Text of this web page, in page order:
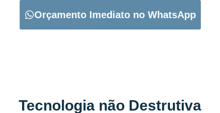
Orçamento Imediato no WhatsApp
Tecnologia não Destrutiva